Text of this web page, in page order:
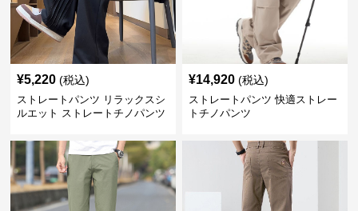
¥5,220 (税込)
ストレートパンツ リラックスシ
ルエット ストレートチノパンツ
¥14,920 (税込)
ストレートパンツ 快適ストレー
トチノパンツ